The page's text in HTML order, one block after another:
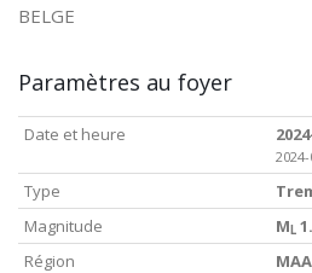
BELGE
Paramètres au foyer
Date et heure
Type
Magnitude
M L
Région